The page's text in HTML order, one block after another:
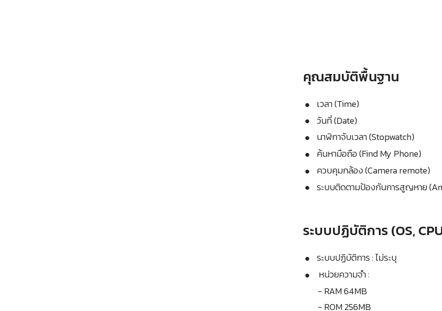
คุณสมบัติพื้นฐาน
เวลา (Time)
วันที่ (Date)
นาฬิกาจับเวลา (Stopwatch)
ค้นหามือถือ (Find My Phone)
ควบคุมกล้อง (Camera remote)
ระบบติดตามป้องกันการสูญหาย
ระบบปฏิบัติการ (OS,
ระบบปฏิบัติการ : ไม่ระบุ
หน่วยความจำ :
- RAM 64MB
- ROM 256MB